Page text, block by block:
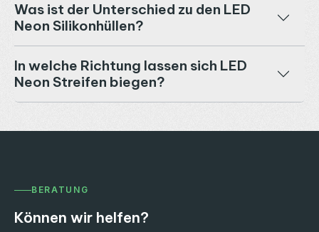
Was ist der Unterschied zu den LED
Neon Silikonhüllen?
In welche Richtung lassen sich LED
Neon Streifen biegen?
BERATUNG
Können wir helfen?